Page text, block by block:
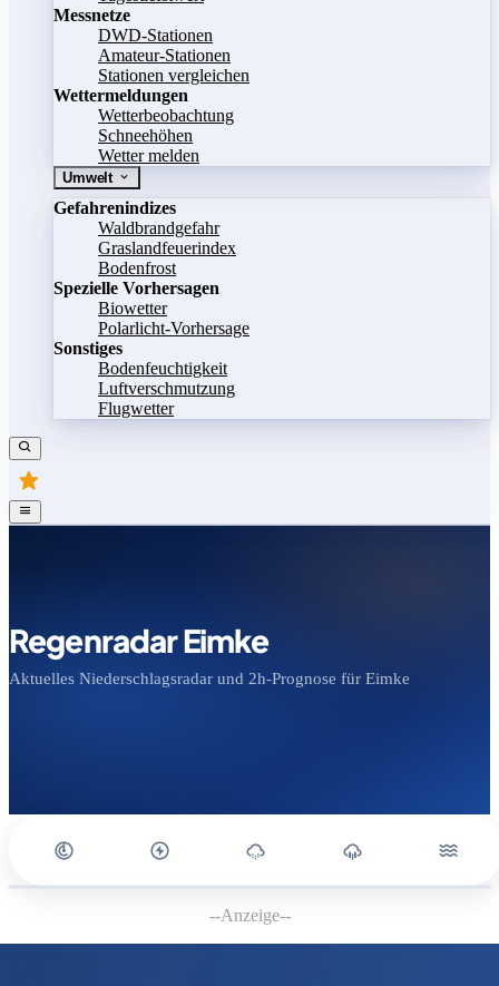
Messnetze
DWD-Stationen
Amateur-Stationen
Stationen vergleichen
Wettermeldungen
Wetterbeobachtung
Schneehöhen
Wetter melden
Umwelt
Gefahrenindizes
Waldbrandgefahr
Graslandfeuerindex
Bodenfrost
Spezielle Vorhersagen
Biowetter
Polarlicht-Vorhersage
Sonstiges
Bodenfeuchtigkeit
Luftverschmutzung
Flugwetter
Regenradar Eimke
Aktuelles Niederschlagsradar und 2h-Prognose für Eimke
--Anzeige--